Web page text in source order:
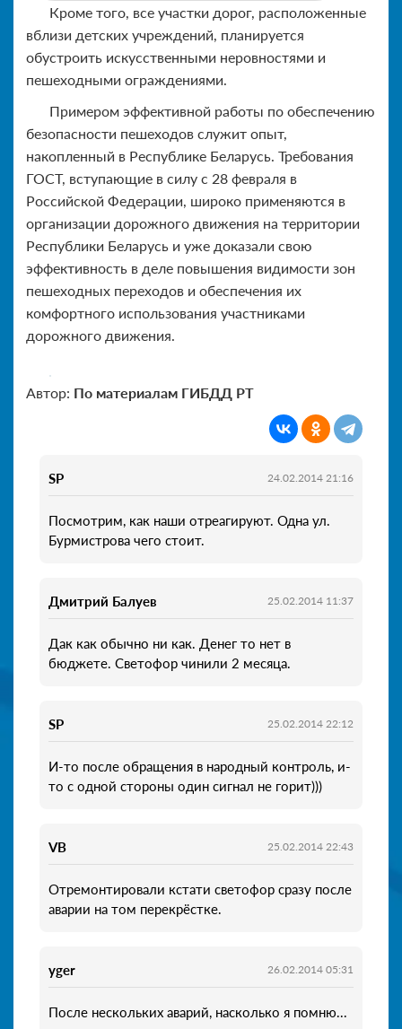
Кроме того, все участки дорог, расположенные
вблизи детских учреждений, планируется
обустроить искусственными неровностями и
пешеходными ограждениями.
Примером эффективной работы по обеспечению
безопасности пешеходов служит опыт,
накопленный в Республике Беларусь. Требования
ГОСТ, вступающие в силу с 28 февраля в
Российской Федерации, широко применяются в
организации дорожного движения на территории
Республики Беларусь и уже доказали свою
эффективность в деле повышения видимости зон
пешеходных переходов и обеспечения их
комфортного использования участниками
дорожного движения.
Автор: По материалам ГИБДД РТ
SP 24.02.2014 21:16
Посмотрим, как наши отреагируют. Одна ул.
Бурмистрова чего стоит.
Дмитрий Балуев 25.02.2014 11:37
Дак как обычно ни как. Денег то нет в
бюджете. Светофор чинили 2 месяца.
SP 25.02.2014 22:12
И-то после обращения в народный контроль, и-
то с одной стороны один сигнал не горит)))
VB 25.02.2014 22:43
Отремонтировали кстати светофор сразу после
аварии на том перекрёстке.
yger 26.02.2014 05:31
После нескольких аварий, насколько я помню...